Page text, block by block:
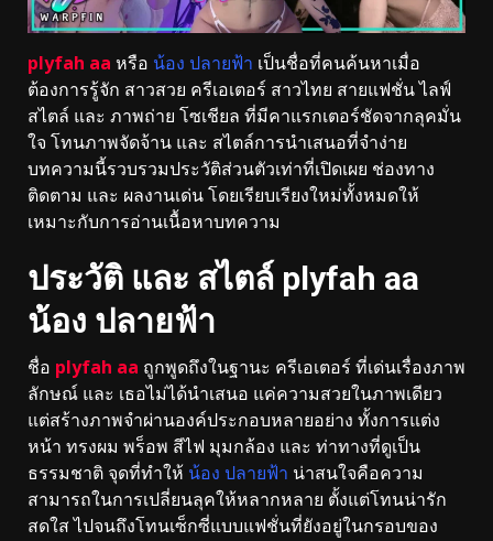
plyfah aa หรือ น้อง ปลายฟ้า เป็นชื่อที่คนค้นหาเมื่อ
ต้องการรู้จัก สาวสวย ครีเอเตอร์ สาวไทย สายแฟชั่น ไลฟ์
สไตล์ และ ภาพถ่าย โซเชียล ที่มีคาแรกเตอร์ชัดจากลุคมั่น
ใจ โทนภาพจัดจ้าน และ สไตล์การนำเสนอที่จำง่าย
บทความนี้รวบรวมประวัติส่วนตัวเท่าที่เปิดเผย ช่องทาง
ติดตาม และ ผลงานเด่น โดยเรียบเรียงใหม่ทั้งหมดให้
เหมาะกับการอ่านเนื้อหาบทความ
ประวัติ และ สไตล์ plyfah aa
น้อง ปลายฟ้า
ชื่อ plyfah aa ถูกพูดถึงในฐานะ ครีเอเตอร์ ที่เด่นเรื่องภาพ
ลักษณ์ และ เธอไม่ได้นำเสนอ แค่ความสวยในภาพเดียว
แต่สร้างภาพจำผ่านองค์ประกอบหลายอย่าง ทั้งการแต่ง
หน้า ทรงผม พร็อพ สีไฟ มุมกล้อง และ ท่าทางที่ดูเป็น
ธรรมชาติ จุดที่ทำให้ น้อง ปลายฟ้า น่าสนใจคือความ
สามารถในการเปลี่ยนลุคให้หลากหลาย ตั้งแต่โทนน่ารัก
สดใส ไปจนถึงโทนเซ็กซี่แบบแฟชั่นที่ยังอยู่ในกรอบของ